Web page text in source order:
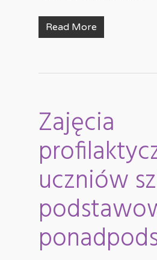
Read More
Zajęcia
uczniów